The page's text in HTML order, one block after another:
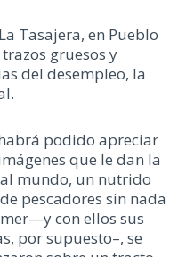
Tasajera, en Pueblo
gruesos y
del desempleo, la
podido apreciar
que le dan la
mundo, un nutrido
pescadores sin nada
con ellos sus
por supuesto–, se